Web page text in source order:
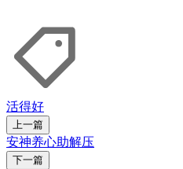
活得好
上一篇
安神养心助解压
下一篇